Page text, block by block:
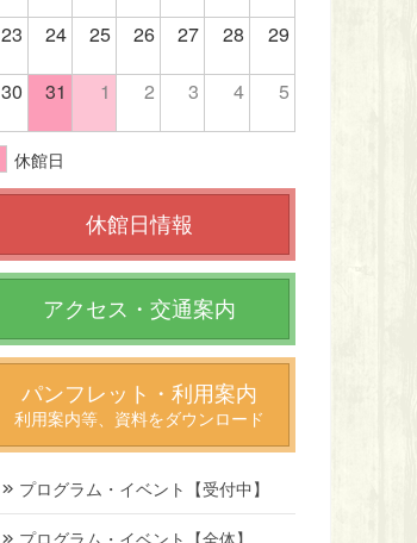
23 24 25 26 27 28 29
30 31 1 2 3 4 5
休館日
休館日情報
アクセス・交通案内
パンフレット・利用案内
利用案内等、資料をダウンロード
プログラム・イベント【受付中】